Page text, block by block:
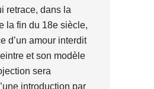
retrace, dans la
la fin du 18e siècle,
d’un amour interdit
et son modèle
sera
introduction par